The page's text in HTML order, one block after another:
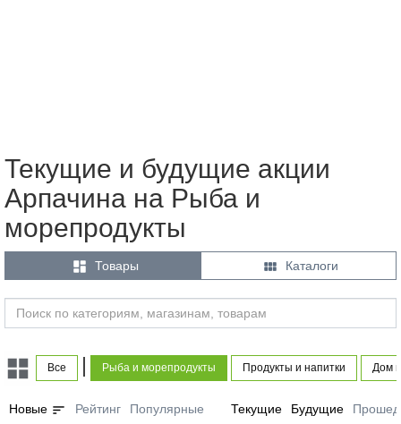
Текущие и будущие акции
Арпачина на Рыба и
морепродукты
 Товары  Каталоги
Все Рыба и морепродукты Продукты и напитки Дом
Новые sort Рейтинг Популярные Текущие Будущие